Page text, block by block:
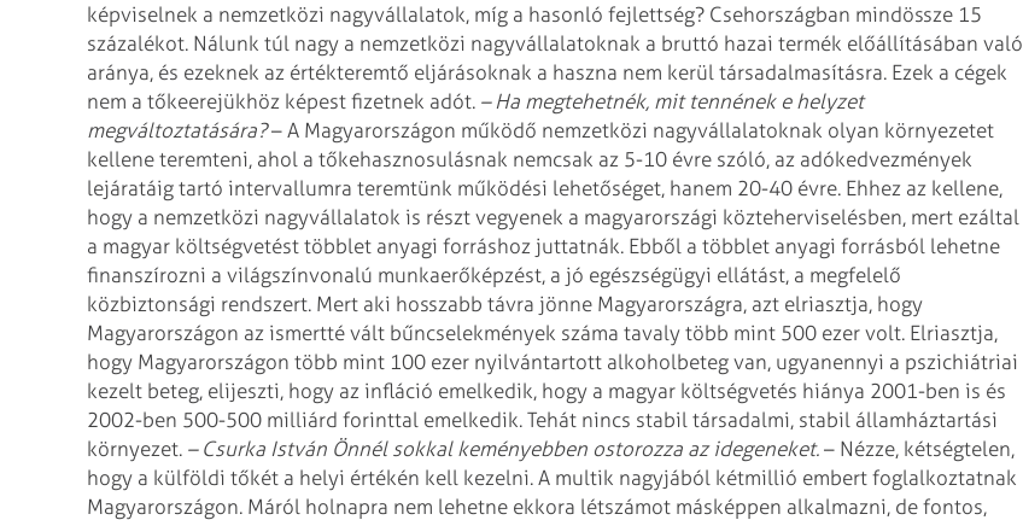
képviselnek a nemzetközi nagyvállalatok, míg a hasonló fejlettség? Csehországban mindössze 15
százalékot. Nálunk túl nagy a nemzetközi nagyvállalatoknak a bruttó hazai termék előállításában való
aránya, és ezeknek az értékteremtő eljárásoknak a haszna nem kerül társadalmasításra. Ezek a cégek
nem a tőkeerejükhöz képest fizetnek adót. – Ha megtehetnék, mit tennének e helyzet
megváltoztatására?– A Magyarországon működő nemzetközi nagyvállalatoknak olyan környezetet
kellene teremteni, ahol a tőkehasznosulásnak nemcsak az 5-10 évre szóló, az adókedvezmények
lejáratáig tartó intervallumra teremtünk működési lehetőséget, hanem 20-40 évre. Ehhez az kellene,
hogy a nemzetközi nagyvállalatok is részt vegyenek a magyarországi közteherviselésben, mert ezáltal
a magyar költségvetést többlet anyagi forráshoz juttatnák. Ebből a többlet anyagi forrásból lehetne
finanszírozni a világszínvonalú munkaerőképzést, a jó egészségügyi ellátást, a megfelelő
közbiztonsági rendszert. Mert aki hosszabb távra jönne Magyarországra, azt elriasztja, hogy
Magyarországon az ismertté vált bűncselekmények száma tavaly több mint 500 ezer volt. Elriasztja,
hogy Magyarországon több mint 100 ezer nyilvántartott alkoholbeteg van, ugyanennyi a pszichiátriai
kezelt beteg, elijeszti, hogy az infláció emelkedik, hogy a magyar költségvetés hiánya 2001-ben is és
2002-ben 500-500 milliárd forinttal emelkedik. Tehát nincs stabil társadalmi, stabil államháztartási
környezet. – Csurka István Önnél sokkal keményebben ostorozza az idegeneket. – Nézze, kétségtelen,
hogy a külföldi tőkét a helyi értékén kell kezelni. A multik nagyjából kétmillió embert foglalkoztatnak
Magyarországon. Máról holnapra nem lehetne ekkora létszámot másképpen alkalmazni, de fontos,